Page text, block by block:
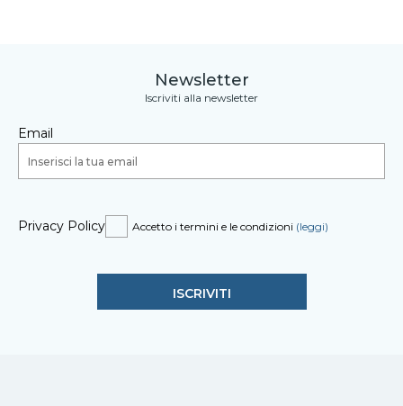
Newsletter
Iscriviti alla newsletter
Email
Privacy Policy Accetto i termini e le condizioni (leggi)